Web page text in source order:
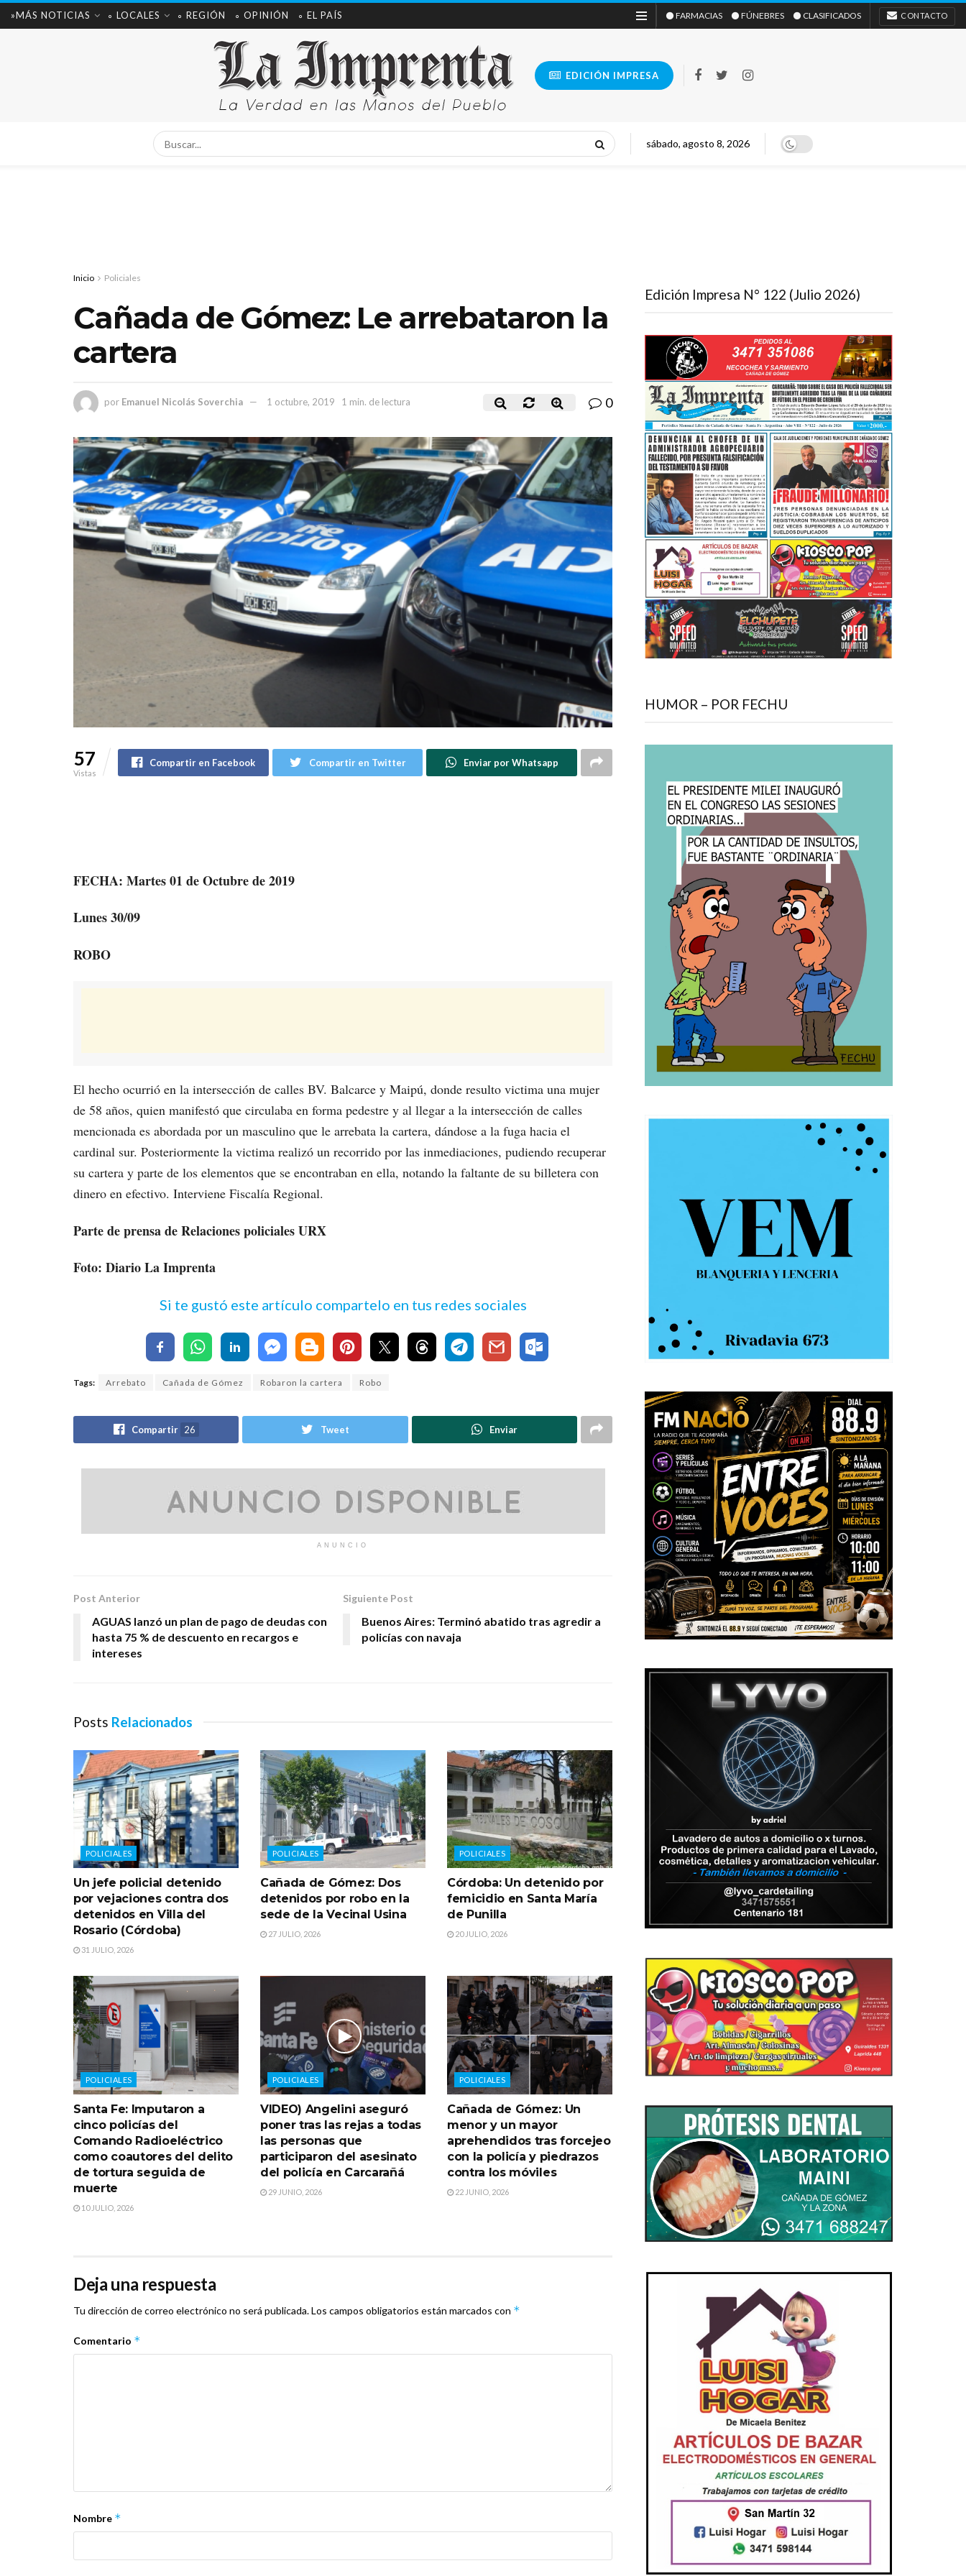
»MÁS NOTICIAS ∘ LOCALES ∘ REGIÓN ∘ OPINIÓN ∘ EL PAÍS ⚫ FARMACIAS ⚫ FÚNEBRES ⚫ CLASIFICADOS CONTACTO
EDICIÓN IMPRESA
sábado, agosto 8, 2026
Inicio Policiales
Cañada de Gómez: Le arrebataron la
cartera
por Emanuel Nicolás Soverchia 1 octubre, 2019 1 min. de lectura 0
57
Vistas
Compartir en Facebook Compartir en Twitter Enviar por Whatsapp
FECHA: Martes 01 de Octubre de 2019
Lunes 30/09
ROBO
El hecho ocurrió en la intersección de calles BV. Balcarce y Maipú, donde resulto victima una mujer
de 58 años, quien manifestó que circulaba en forma pedestre y al llegar a la intersección de calles
mencionada es abordada por un masculino que le arrebata la cartera, dándose a la fuga hacia el
cardinal sur. Posteriormente la victima realizó un recorrido por las inmediaciones, pudiendo recuperar
su cartera y parte de los elementos que se encontraban en ella, notando la faltante de su billetera con
dinero en efectivo. Interviene Fiscalía Regional.
Parte de prensa de Relaciones policiales URX
Foto: Diario La Imprenta
Si te gustó este artículo compartelo en tus redes sociales
Tags: Arrebato Cañada de Gómez Robaron la cartera Robo
Compartir 26 Tweet Enviar
ANUNCIO
Post Anterior
AGUAS lanzó un plan de pago de deudas con
hasta 75 % de descuento en recargos e
intereses
Siguiente Post
Buenos Aires: Terminó abatido tras agredir a
policías con navaja
Posts Relacionados
POLICIALES
Un jefe policial detenido
por vejaciones contra dos
detenidos en Villa del
Rosario (Córdoba)
31 JULIO, 2026
POLICIALES
Cañada de Gómez: Dos
detenidos por robo en la
sede de la Vecinal Usina
27 JULIO, 2026
POLICIALES
Córdoba: Un detenido por
femicidio en Santa María
de Punilla
20 JULIO, 2026
POLICIALES
Santa Fe: Imputaron a
cinco policías del
Comando Radioeléctrico
como coautores del delito
de tortura seguida de
muerte
10 JULIO, 2026
POLICIALES
VIDEO) Angelini aseguró
poner tras las rejas a todas
las personas que
participaron del asesinato
del policía en Carcarañá
29 JUNIO, 2026
POLICIALES
Cañada de Gómez: Un
menor y un mayor
aprehendidos tras forcejeo
con la policía y piedrazos
contra los móviles
22 JUNIO, 2026
Deja una respuesta
Tu dirección de correo electrónico no será publicada.Los campos obligatorios están marcados con *
Comentario *
Nombre *
Edición Impresa N° 122 (Julio 2026)
HUMOR – POR FECHU